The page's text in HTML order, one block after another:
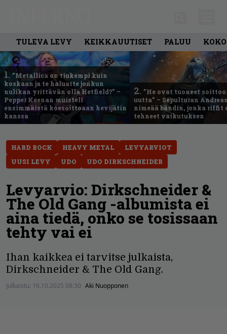
TULEVA LEVY KEIKKAUUTISET PALUU
1. ”Metallica on tiukempi kuin
koskaan ja te haluatte jonkun
nulikan yrittävän olla Hetfield?” –
Pepper Keenan muisteli
ensimmäistä koesoittoaan hevijätin
kanssa
2. ”He ovat tuoneet
uutta” – Sepulturan
nimeää bändin, jonka riffit
tehneet vaikutuksen
HARD ROCK HEAVY METAL
LEVYARVIOT
UUSI LEVY
UDO UDO DIRKSCHNEIDER
Levyarvio: Dirkschneider &
The Old Gang -albumista ei
aina tiedä, onko se tosissaan
tehty vai ei
Ihan kaikkea ei tarvitse julkaista,
Dirkschneider & The Old Gang.
Julkaistu: 16.10.2025 08:30 Aki Nuopponen